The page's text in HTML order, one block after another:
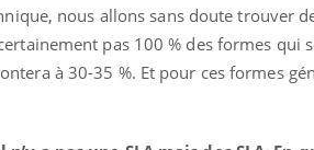
nous allons sans doute trouver
pas 100 % des formes
à 30-35 %. Et pour ces formes